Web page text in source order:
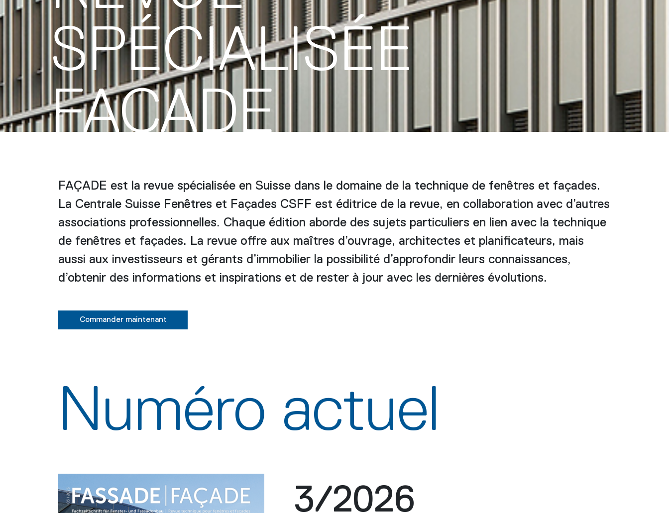
SPÉCIALISÉE
FAÇADE
FAÇADE est la revue spécialisée en Suisse dans le domaine de la technique de fenêtres et façades.
La Centrale Suisse Fenêtres et Façades CSFF est éditrice de la revue, en collaboration avec d’autres
associations professionnelles. Chaque édition aborde des sujets particuliers en lien avec la technique
de fenêtres et façades. La revue offre aux maîtres d’ouvrage, architectes et planificateurs, mais
aussi aux investisseurs et gérants d’immobilier la possibilité d’approfondir leurs connaissances,
d’obtenir des informations et inspirations et de rester à jour avec les dernières évolutions.
Commander maintenant
Numéro actuel
3/2026